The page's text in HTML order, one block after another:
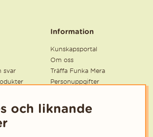
svar
Information
Kunskapsportal
Om oss
Träffa Funka Mera
Personuppgifter
Tillgänglighetsredogörelse
Statsbidrag för inköp av
och liknande